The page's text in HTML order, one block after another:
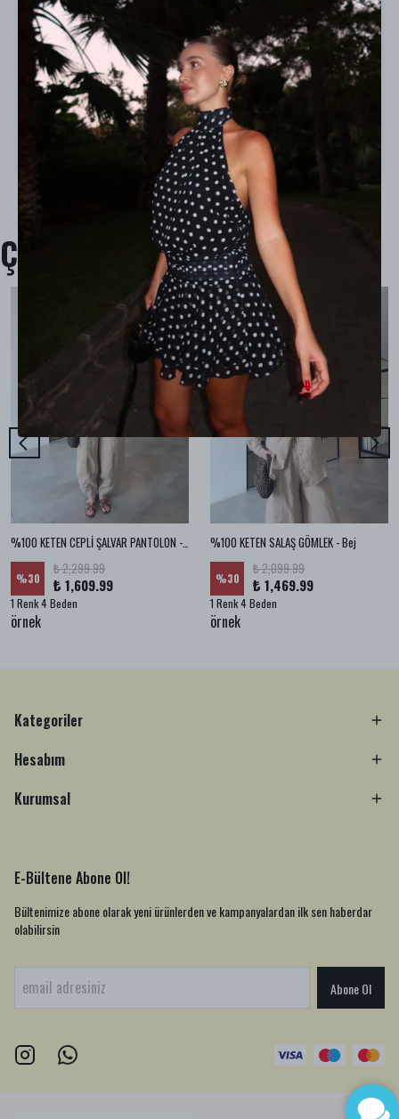
Model Ölçüleri : 167cm/53kg
Modelin Beden : S beden
Ürün İçeriği : %95 Polyester, %5 Likra
Ürün Boyu : Üst 49 cm, Alt 100 cm
Çok Satanlar
%100 KETEN CEPLİ ŞALVAR PANTOLON - Bej
%30
₺ 2,299.99
₺ 1,609.99
1 Renk 4 Beden
örnek
%100 KETEN SALAŞ GÖMLEK - Bej
%30
₺ 2,099.99
₺ 1,469.99
1 Renk 4 Beden
örnek
Kategoriler
Hesabım
Kurumsal
E-Bültene Abone Ol!
Bültenimize abone olarak yeni ürünlerden ve kampanyalardan ilk sen haberdar
olabilirsin
Abone Ol